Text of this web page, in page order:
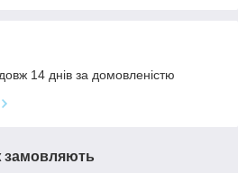
14 днів за домовленістю
замовляють